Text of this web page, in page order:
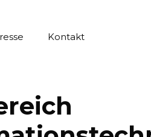
Kontakt